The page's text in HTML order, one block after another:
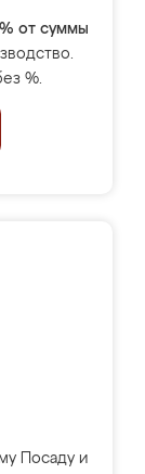
от суммы
%.
Посаду и